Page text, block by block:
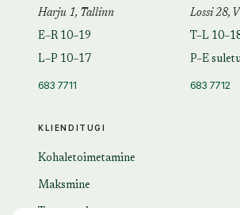
KLIENDITUGI
Kohaletoimetamine
Maksmine
Harju 1, Tallinn
E–R 10–19
L–P 10–17
683 7711
Lossi 28,
T–L
P–E
683 7712